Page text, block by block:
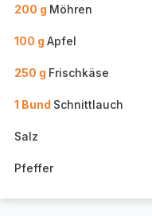
200 g Möhren
100 g Apfel
250 g Frischkäse
1 Bund Schnittlauch
Salz
Pfeffer